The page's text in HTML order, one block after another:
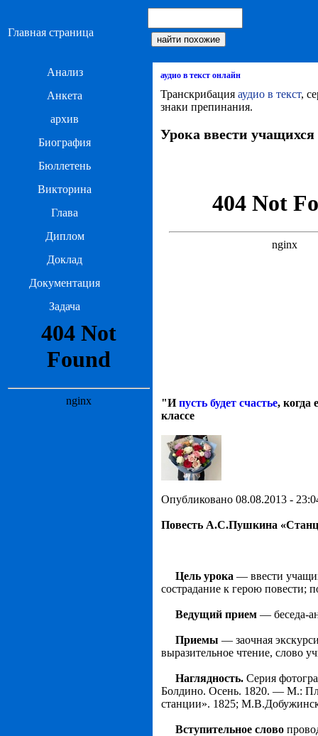
Главная страница
Анализ
Анкета
архив
Биография
Бюллетень
Викторина
Глава
Диплом
Доклад
Документация
Задача
аудио в текст онлайн
Транскрибация аудио в текст,
знаки препинания.
Урока ввести
"Ипусть будет счастье,
классе
Опубликовано 08.08.2013 -
Повесть А.С.Пушкина
Цель урока — ввести
сострадание к герою повести;
Ведущий прием — беседа-
Приемы — заочная
выразительное чтение, слово
Наглядность. Серия
Болдино. Осень. 1820. — М.:
стан­ции». 1825;
Вступительное слово